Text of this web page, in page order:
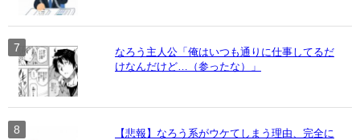
なろう主人公「俺はいつも通りに仕事してるだ
けなんだけど…（参ったな）」
【悲報】なろう系がウケてしまう理由、完全に